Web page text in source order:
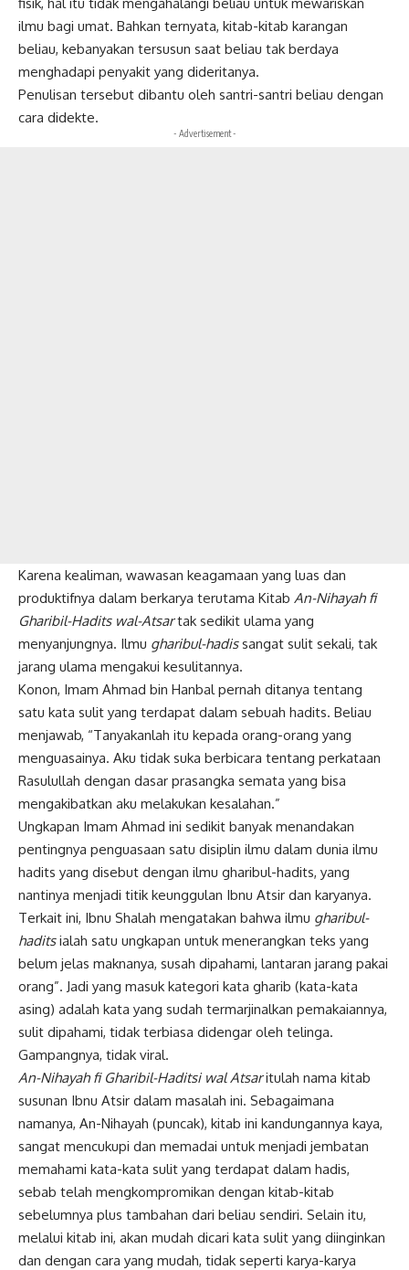
ilmu bagi umat. Bahkan ternyata, kitab-kitab karangan
beliau, kebanyakan tersusun saat beliau tak berdaya
menghadapi penyakit yang dideritanya.
Penulisan tersebut dibantu oleh santri-santri beliau dengan
cara didekte.
- Advertisement -
Karena kealiman, wawasan keagamaan yang luas dan
produktifnya dalam berkarya terutama Kitab An-Nihayah fi
Gharibil-Hadits wal-Atsartak sedikit ulama yang
menyanjungnya. Ilmu gharibul-hadissangat sulit sekali, tak
jarang ulama mengakui kesulitannya.
Konon, Imam Ahmad bin Hanbal pernah ditanya tentang
satu kata sulit yang terdapat dalam sebuah hadits. Beliau
menjawab, “Tanyakanlah itu kepada orang-orang yang
menguasainya. Aku tidak suka berbicara tentang perkataan
Rasulullah dengan dasar prasangka semata yang bisa
mengakibatkan aku melakukan kesalahan.”
Ungkapan Imam Ahmad ini sedikit banyak menandakan
pentingnya penguasaan satu disiplin ilmu dalam dunia ilmu
hadits yang disebut dengan ilmu gharibul-hadits, yang
nantinya menjadi titik keunggulan Ibnu Atsir dan karyanya.
Terkait ini, Ibnu Shalah mengatakan bahwa ilmu gharibul-
haditsialah satu ungkapan untuk menerangkan teks yang
belum jelas maknanya, susah dipahami, lantaran jarang pakai
orang”. Jadi yang masuk kategori kata gharib (kata-kata
asing) adalah kata yang sudah termarjinalkan pemakaiannya,
sulit dipahami, tidak terbiasa didengar oleh telinga.
Gampangnya, tidak viral.
An-Nihayah fi Gharibil-Haditsi wal Atsaritulah nama kitab
susunan Ibnu Atsir dalam masalah ini. Sebagaimana
namanya, An-Nihayah (puncak), kitab ini kandungannya kaya,
sangat mencukupi dan memadai untuk menjadi jembatan
memahami kata-kata sulit yang terdapat dalam hadis,
sebab telah mengkompromikan dengan kitab-kitab
sebelumnya plus tambahan dari beliau sendiri. Selain itu,
melalui kitab ini, akan mudah dicari kata sulit yang diinginkan
dan dengan cara yang mudah, tidak seperti karya-karya